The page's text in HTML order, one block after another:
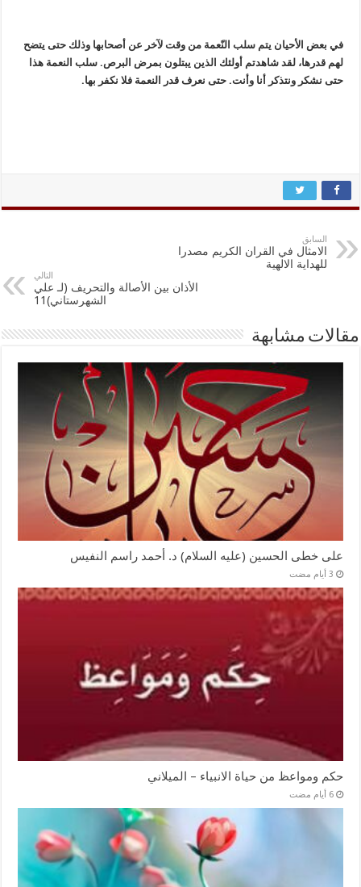
في بعض الأحيان يتم سلب النّعمة من وقت لآخر عن أصحابها وذلك حتى يتضح
لهم قدرها، لقد شاهدتم أولئك الذين يبتلون بمرض البرص. سلب النعمة هذا
حتى نشكر ونتذكر أنا وأنت. حتى نعرف قدر النعمة فلا نكفر بها.
السابق
الامثال في القران الكريم مصدرا
للهداية الالهية
التالي
الأذان بين الأصالة والتحريف (لـ علي
الشهرستاني)11
مقالات مشابهة
على خطى الحسين (عليه السلام) د. أحمد راسم النفيس
حكم ومواعظ من حياة الانبياء – الميلاني
‏6 أيام مضت